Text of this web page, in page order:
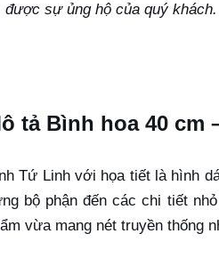
được sự ủng hộ của quý khách.
tả Bình hoa 40 cm
Tứ Linh với họa tiết là hình
bộ phận đến các chi tiết
vừa mang nét truyền thống